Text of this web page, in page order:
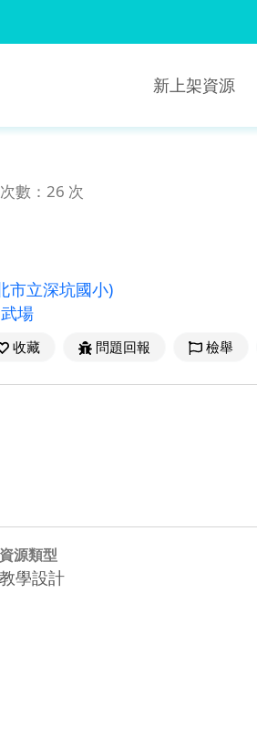
新上架資源
數：26 次
市立深坑國小)
場
收藏 問題回報 檢舉
資源類型
教學設計